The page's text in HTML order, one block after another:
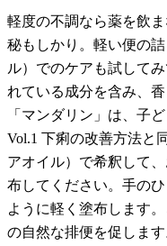
軽度の不調なら薬を飲
秘もしかり。軽い便の
ル）でのケアも試して
れている成分を含み、
「マンダリン」は、子
Vol.1 下痢の改善方法と
アオイル）で希釈して
布してください。手の
ように軽く塗布します
の自然な排便を促します